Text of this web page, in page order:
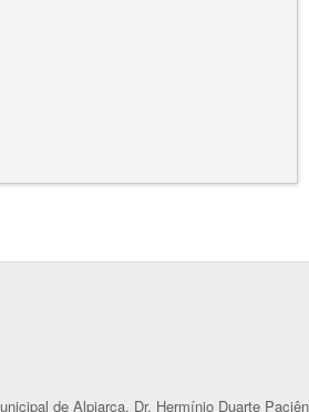
de Alpiarça, Dr. Hermínio Duarte